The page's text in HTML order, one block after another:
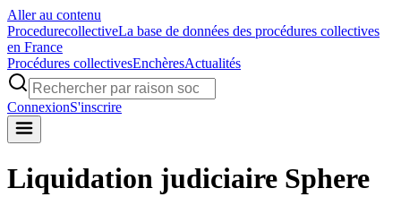
Aller au contenu
ProcedurecollectiveLa base de données des procédures collectives
en France
Procédures collectivesEnchèresActualités
ConnexionS'inscrire
Liquidation judiciaire Sphere